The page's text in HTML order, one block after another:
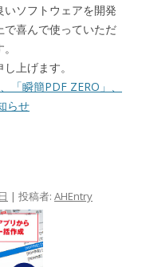
ソフトウェアを開発
で喜んで使っていただ
上げます。
「瞬簡PDF ZERO」、
らせ
| 投稿者: AHEntry